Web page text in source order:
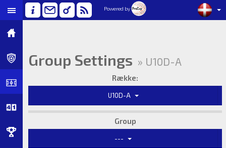
Powered by
Group Settings » U10D-A
Række:
U10D-A
Group
---